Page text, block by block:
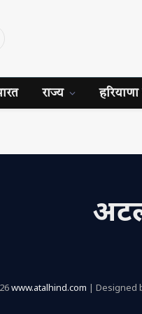
राज्य
अटल
www.atalhind.com | Designed